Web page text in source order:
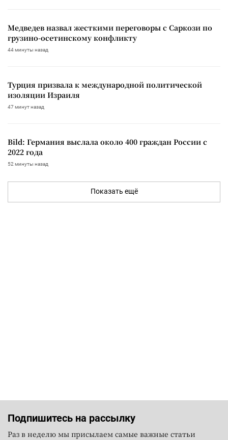
Медведев назвал жесткими переговоры с Саркози по
грузино-осетинскому конфликту
44 минуты назад
Турция призвала к международной политической
изоляции Израиля
47 минут назад
Bild: Германия выслала около 400 граждан России с
2022 года
52 минуты назад
Показать ещё
Подпишитесь на рассылку
Раз в неделю мы присылаем самые важные статьи